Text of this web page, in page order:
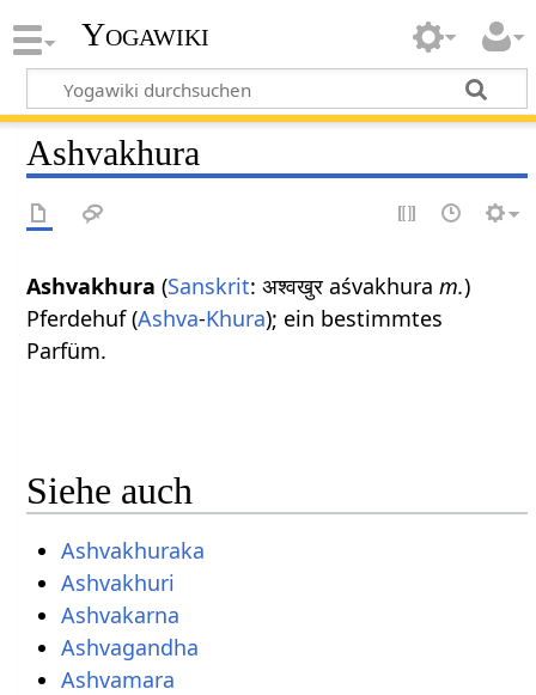
Yogawiki
Ashvakhura
Ashvakhura (Sanskrit: अश्वखुर aśvakhuram.)
Pferdehuf (Ashva-Khura); ein bestimmtes
Parfüm.
Siehe auch
Ashvakhuraka
Ashvakhuri
Ashvakarna
Ashvagandha
Ashvamara